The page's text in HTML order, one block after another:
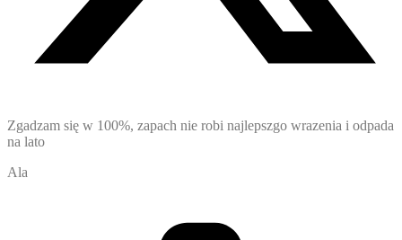
Zgadzam się w 100%, zapach nie robi najlepszgo wrazenia i odpada
na lato
Ala